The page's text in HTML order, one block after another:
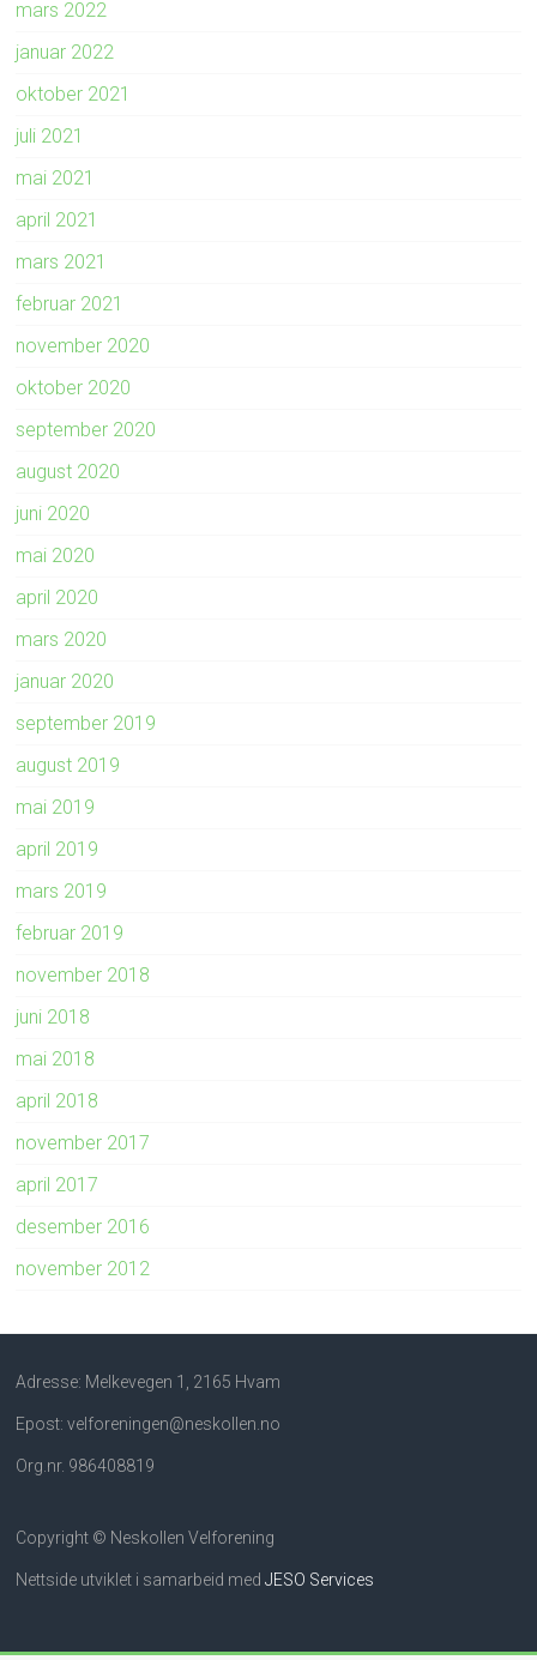
mars 2022
januar 2022
oktober 2021
juli 2021
mai 2021
april 2021
mars 2021
februar 2021
november 2020
oktober 2020
september 2020
august 2020
juni 2020
mai 2020
april 2020
mars 2020
januar 2020
september 2019
august 2019
mai 2019
april 2019
mars 2019
februar 2019
november 2018
juni 2018
mai 2018
april 2018
november 2017
april 2017
desember 2016
november 2012
Adresse: Melkevegen 1, 2165 Hvam
Epost: velforeningen@neskollen.no
Org.nr. 986408819
Copyright © Neskollen Velforening
Nettside utviklet i samarbeid medJESO Services